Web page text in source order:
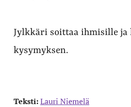
Jylkkäri soittaa ihmisille ja
kysymyksen.
Teksti:Lauri Niemelä